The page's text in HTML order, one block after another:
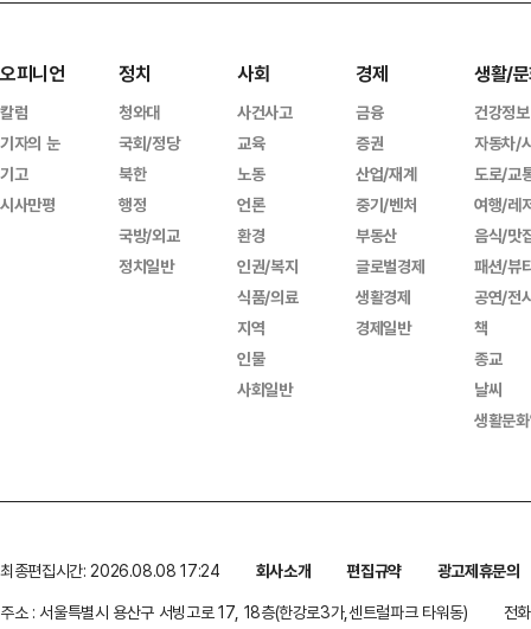
오피니언
칼럼
기자의 눈
기고
시사만평
정치
청와대
국회/정당
북한
행정
국방/외교
정치일반
사회
사건사고
교육
노동
언론
환경
인권/복지
식품/의료
지역
인물
사회일반
경제
금융
증권
산업/재계
중기/벤처
부동산
글로벌경제
생활경제
경제일반
생활/
건강정보
자동차/
도로/교
여행/레
음식/맛
패션/뷰
공연/전
책
종교
날씨
생활문
최종편집시간: 2026.08.08 17:24 회사소개 편집규약
광고제휴문의
주소 : 서울특별시 용산구 서빙고로 17, 18층(한강로3가,센트럴파크 타워동)
전